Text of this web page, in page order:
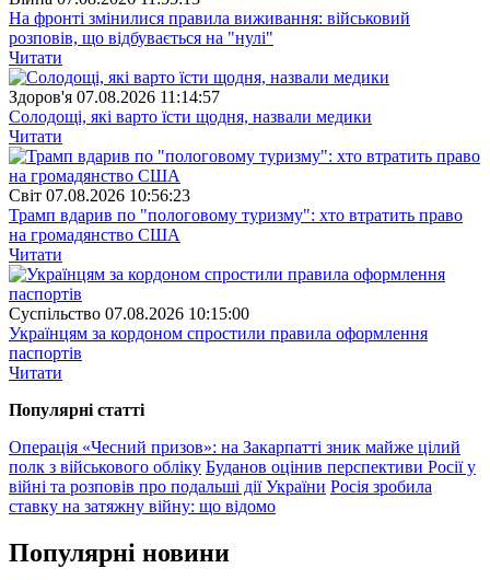
На фронті змінилися правила виживання: військовий
розповів, що відбувається на "нулі"
Читати
Здоров'я 07.08.2026 11:14:57
Солодощі, які варто їсти щодня, назвали медики
Читати
Свiт 07.08.2026 10:56:23
Трамп вдарив по "пологовому туризму": хто втратить право
на громадянство США
Читати
Суспiльство 07.08.2026 10:15:00
Українцям за кордоном спростили правила оформлення
паспортів
Читати
Популярнi статтi
Операція «Чесний призов»: на Закарпатті зник майже цілий
полк з військового обліку Буданов оцінив перспективи Росії у
війні та розповів про подальші дії України Росія зробила
ставку на затяжну війну: що відомо
Популярнi новини